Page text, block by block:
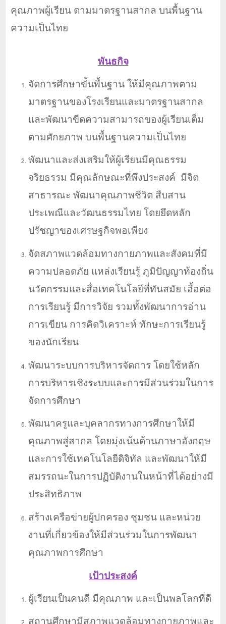
คุณภาพผู้เรียน ตามมาตรฐานสากล บนพื้นฐาน
ความเป็นไทย
พันธกิจ
จัดการศึกษาขั้นพื้นฐาน ให้มีคุณภาพตาม
มาตรฐานของโรงเรียนและมาตรฐานสากล
และพัฒนาขีดความสามารถของผู้เรียนเต็ม
ตามศักยภาพ บนพื้นฐานความเป็นไทย
พัฒนาและส่งเสริมให้ผู้เรียนมีคุณธรรม
จริยธรรม มีคุณลักษณะที่พึงประสงค์ มีจิต
สาธารณะพัฒนาคุณภาพชีวิต สืบสาน
ประเพณีและวัฒนธรรมไทย โดยยึดหลัก
ปรัชญาของเศรษฐกิจพอเพียง
จัดสภาพแวดล้อมทางกายภาพและสังคมที่มี
ความปลอดภัย แหล่งเรียนรู้ ภูมิปัญญาท้องถิ่น
นวัตกรรมและสื่อเทคโนโลยีที่ทันสมัย เอื้อต่อ
การเรียนรู้ มีการวิจัย รวมทั้งพัฒนาการอ่าน
การเขียน การคิดวิเคราะห์ ทักษะการเรียนรู้
ของนักเรียน
พัฒนาระบบการบริหารจัดการ โดยใช้หลัก
การบริหารเชิงระบบและการมีส่วนร่วมในการ
จัดการศึกษา
พัฒนาครูและบุคลากรทางการศึกษาให้มี
คุณภาพสู่สากล โดยมุ่งเน้นด้านภาษาอังกฤษ
และการใช้เทคโนโลยีดิจิทัล และพัฒนาให้มี
สมรรถนะในการปฏิบัติงานในหน้าที่ได้อย่างมี
ประสิทธิภาพ
สร้างเครือข่ายผู้ปกครอง ชุมชน และหน่วย
งานที่เกี่ยวข้องให้มีส่วนร่วมในการพัฒนา
คุณภาพการศึกษา
เป้าประสงค์
ผู้เรียนเป็นคนดี มีคุณภาพ และเป็นพลโลกที่ดี
สถานศึกษามีสภาพแวดล้อมทางกายภาพและ